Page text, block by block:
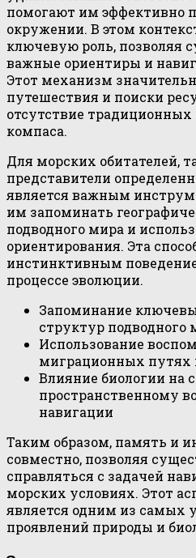
помогают им эффективно
окружении. В этом
ключевую роль, позволяя
важные ориентиры и
Этот механизм
путешествия и поиски
отсутствие
компаса.
Для морских обитателей,
представители
является важным
им запоминать
подводного мира и
ориентирования. Эта
инстинктивным
процессе эволюции.
Запоминание
структур подводного
Использование
миграционных путях
Влияние биологии на
пространственному
навигации
Таким образом, память и
совместно, позволяя
справляться с задачей
морских условиях. Этот
является одним из самых
проявлений природы и